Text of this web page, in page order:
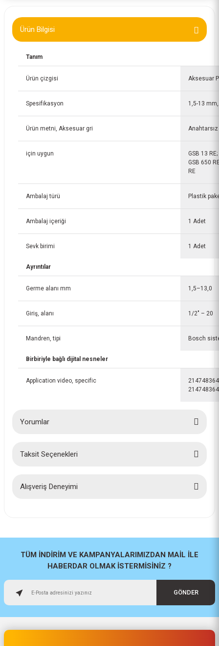
Ürün Bilgisi
Tanım
Ürün çizgisi Aksesuar
Spesifikasyon 1,5-13
Ürün metni, Aksesuar gri
için uygun
GSB 13
GSB 650
RE
Ambalaj türü Plastik
Ambalaj içeriği 1 Adet
Sevk birimi 1 Adet
Ayrıntılar
Germe alanı mm 1,5–13,0
Giriş, alanı 1/2" – 20
Mandren, tipi Bosch
Birbiriyle bağlı dijital nesneler
Application video, specific
Yorumlar
Taksit Seçenekleri
Alışveriş Deneyimi
orijinal
H... U... | 02/06/2026
TÜM İNDİRİM VE KAMPANYALARIMIZDAN MAİL İLE
HABERDAR OLMAK İSTERMİSİNİZ ?
GÖNDER